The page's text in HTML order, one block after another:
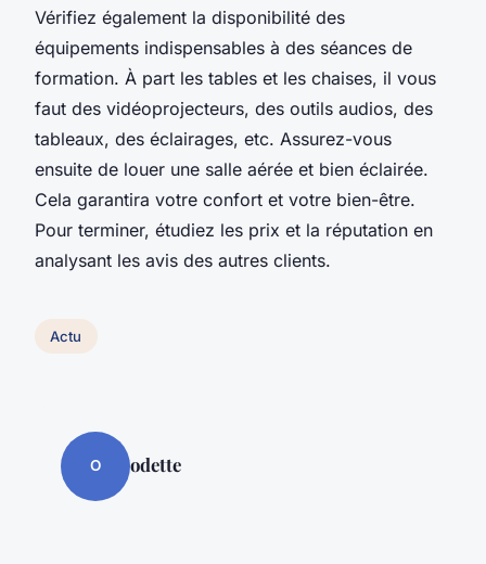
Vérifiez également la disponibilité des
équipements indispensables à des séances de
formation. À part les tables et les chaises, il vous
faut des vidéoprojecteurs, des outils audios, des
tableaux, des éclairages, etc. Assurez-vous
ensuite de louer une salle aérée et bien éclairée.
Cela garantira votre confort et votre bien-être.
Pour terminer, étudiez les prix et la réputation en
analysant les avis des autres clients.
Actu
O odette